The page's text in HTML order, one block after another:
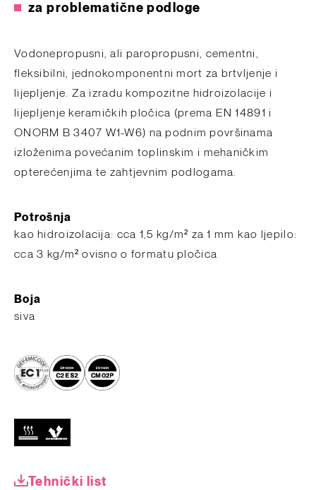
za problematične podloge
Vodonepropusni, ali paropropusni, cementni,
fleksibilni, jednokomponentni mort za brtvljenje i
lijepljenje. Za izradu kompozitne hidroizolacije i
lijepljenje keramičkih pločica (prema EN 14891 i
ONORM B 3407 W1-W6) na podnim površinama
izloženima povećanim toplinskim i mehaničkim
opterećenjima te zahtjevnim podlogama.
Potrošnja
​kao hidroizolacija: cca 1,5 kg/m² za 1 mm kao ljepilo:
cca 3 kg/m² ovisno o formatu pločica
Boja
siva
Tehnički list